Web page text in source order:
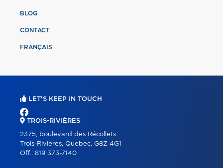
BLOG
CONTACT
FRANÇAIS
LET'S KEEP IN TOUCH
TROIS-RIVIÈRES
2375, boulevard des Récollets
Trois-Rivières, Quebec, G8Z 4G1
Off.: 819 373-7140